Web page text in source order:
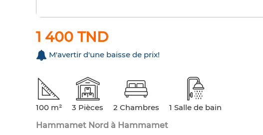
1 400 TND
M'avertir d'une baisse de prix!
100 m² 3 Pièces 2 Chambres
1 Salle de bain
Hammamet Nord à Hammamet